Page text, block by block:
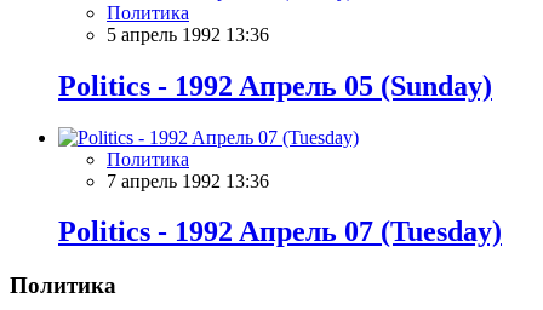
Политика
5 апрель 1992 13:36
Politics - 1992 Aпрель 05 (Sunday)
Политика
7 апрель 1992 13:36
Politics - 1992 Aпрель 07 (Tuesday)
Политика